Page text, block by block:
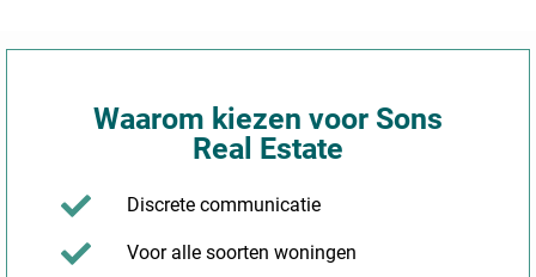
Waarom kiezen voor Sons
Real Estate
Discrete communicatie
Voor alle soorten woningen